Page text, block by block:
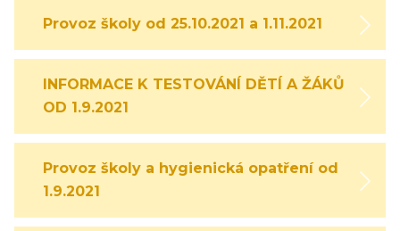
Provoz školy od 25.10.2021 a 1.11.2021
INFORMACE K TESTOVÁNÍ DĚTÍ A ŽÁKŮ
OD 1.9.2021
Provoz školy a hygienická opatření od
1.9.2021